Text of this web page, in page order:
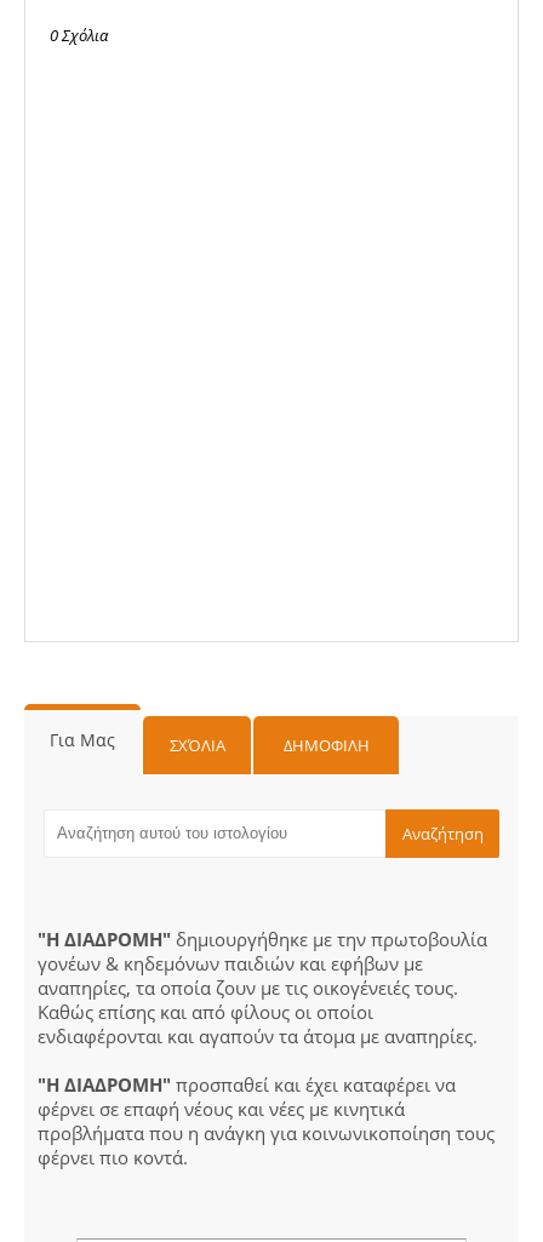
0 Σχόλια
Για Μας ΣΧΌΛΙΑ ΔΗΜΟΦΙΛΗ
"Η ΔΙΑΔΡΟΜΗ" δημιουργήθηκε με την πρωτοβουλία
γονέων & κηδεμόνων παιδιών και εφήβων με
αναπηρίες, τα οποία ζουν με τις οικογένειές τους.
Καθώς επίσης και από φίλους οι οποίοι
ενδιαφέρονται και αγαπούν τα άτομα με αναπηρίες.
"Η ΔΙΑΔΡΟΜΗ" προσπαθεί και έχει καταφέρει να
φέρνει σε επαφή νέους και νέες με κινητικά
προβλήματα που η ανάγκη για κοινωνικοποίηση τους
φέρνει πιο κοντά.